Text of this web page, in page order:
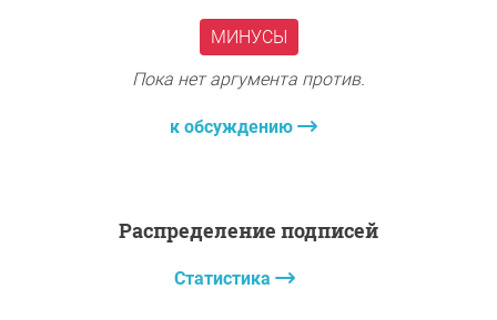
МИНУСЫ
Пока нет аргумента против.
к обсуждению
Распределение подписей
Статистика